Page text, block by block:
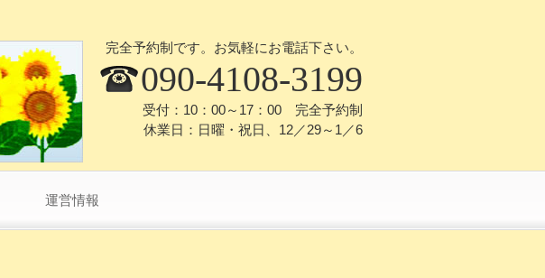
完全予約制です。お気軽にお電話下さい。
090-4108-3199
受付：10：00～17：00 完全予約制
休業日：日曜・祝日、12／29～1／6
運営情報